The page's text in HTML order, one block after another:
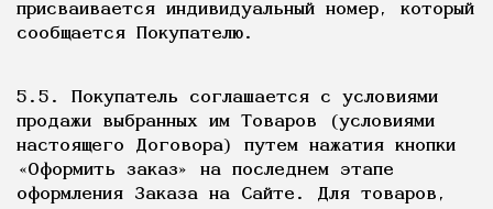
присваивается индивидуальный номер, который
сообщается Покупателю.
5.5. Покупатель соглашается с условиями
продажи выбранных им Товаров (условиями
настоящего Договора) путем нажатия кнопки
«Оформить заказ» на последнем этапе
оформления Заказа на Сайте. Для товаров,